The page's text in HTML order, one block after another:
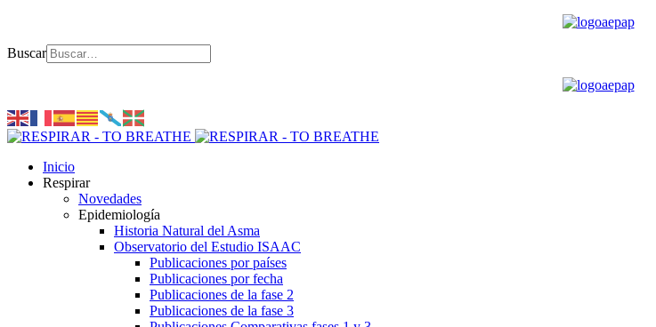
Buscar
Inicio
Respirar
Novedades
Epidemiología
Historia Natural del Asma
Observatorio del Estudio ISAAC
Publicaciones por países
Publicaciones por fecha
Publicaciones de la fase 2
Publicaciones de la fase 3